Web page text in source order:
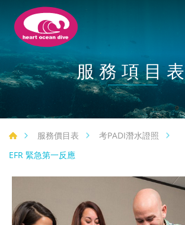
服務項目
服務價目表
考PADI潛水證照
EFR 緊急第一反應